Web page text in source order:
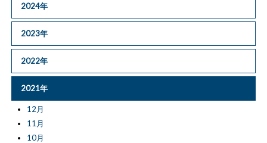
2024年
2023年
2022年
2021年
12月
11月
10月